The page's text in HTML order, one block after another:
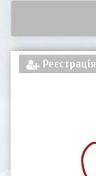
Реєстрація